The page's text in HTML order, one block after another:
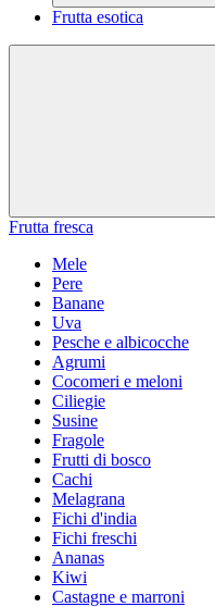
Frutta esotica
Frutta fresca
Mele
Pere
Banane
Uva
Pesche e albicocche
Agrumi
Cocomeri e meloni
Ciliegie
Susine
Fragole
Frutti di bosco
Cachi
Melagrana
Fichi d'india
Fichi freschi
Ananas
Kiwi
Castagne e marroni